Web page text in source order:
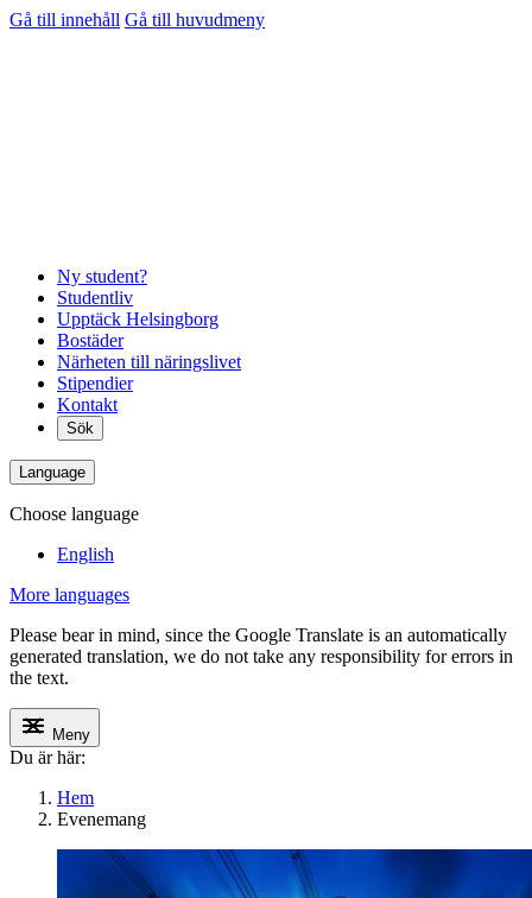
Gå till innehåll Gå till huvudmeny
Ny student?
Studentliv
Upptäck Helsingborg
Bostäder
Närheten till näringslivet
Stipendier
Kontakt
Sök
Language
Choose language
English
More languages
Please bear in mind, since the Google Translate is an automatically
generated translation, we do not take any responsibility for errors in
the text.
Meny
Du är här:
Hem
Evenemang